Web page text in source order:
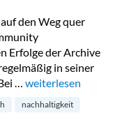
den Weg quer
Erfolge der Archive
in seiner
… „lala Berlin begibt
weiterlesen
nachhaltigkeit